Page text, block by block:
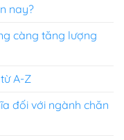
nay?
càng tăng lượng
A-Z
đối với ngành chăn